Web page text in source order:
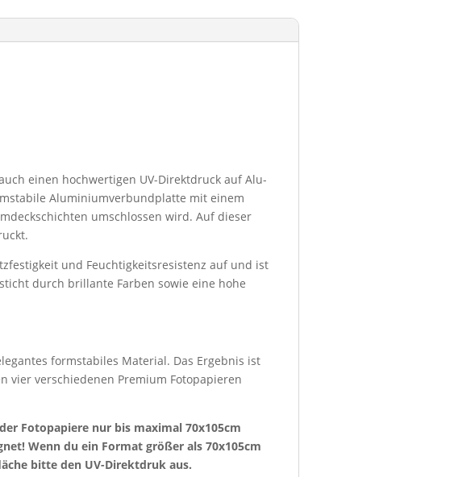
einen hochwertigen UV-Direktdruck auf Alu-
Aluminiumverbundplatte mit einem
umschlossen wird. Auf dieser
und Feuchtigkeitsresistenz auf und ist
durch brillante Farben sowie eine hohe
formstabiles Material. Das Ergebnis ist
vier verschiedenen Premium Fotopapieren
Fotopapiere nur bis maximal 70x105cm
Wenn du ein Format größer als 70x105cm
bitte den UV-Direktdruk aus.